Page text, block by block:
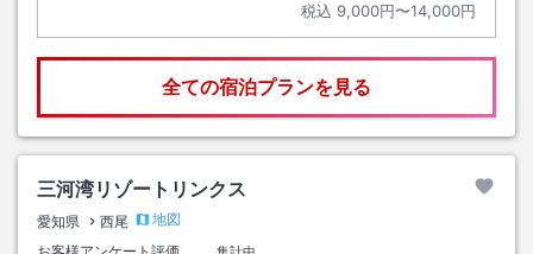
税込 9,000円〜14,000円
全ての宿泊プランを見る
三河湾リゾートリンクス
愛知県 西尾
地図